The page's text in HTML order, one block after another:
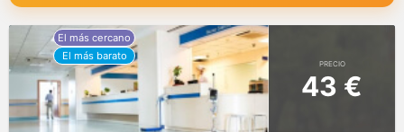
PRECIO
43 €